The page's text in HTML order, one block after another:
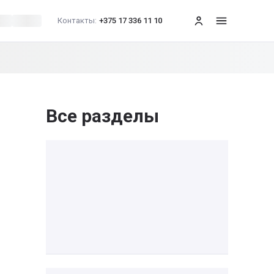
Контакты: +375 17 336 11 10 меню
Все разделы